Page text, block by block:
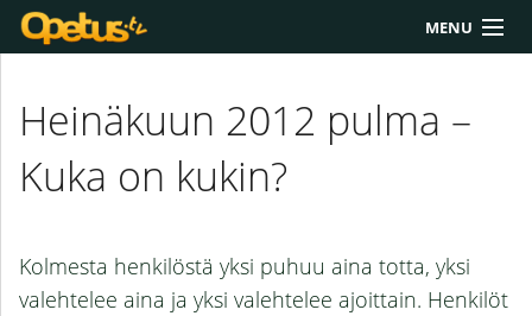
MENU
Lukio
Yläkoulu
Extrat
Heinäkuun 2012 pulma –
Kuka on kukin?
Kolmesta henkilöstä yksi puhuu aina totta, yksi
valehtelee aina ja yksi valehtelee ajoittain. Henkilöt